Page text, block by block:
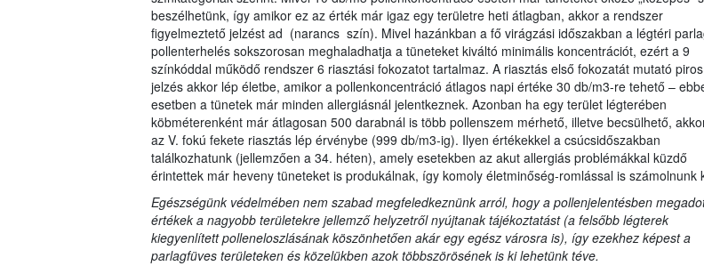
beszélhetünk, így amikor ez az érték már igaz egy területre heti átlagban, akkor a rendszer
figyelmeztető jelzést ad (narancs szín). Mivel hazánkban a fő virágzási időszakban a légtéri
pollenterhelés sokszorosan meghaladhatja a tüneteket kiváltó minimális koncentrációt, ezért a 9
színkóddal működő rendszer 6 riasztási fokozatot tartalmaz. A riasztás első fokozatát mutató piros
jelzés akkor lép életbe, amikor a pollenkoncentráció átlagos napi értéke 30 db/m3-re tehető –
esetben a tünetek már minden allergiásnál jelentkeznek. Azonban ha egy terület légterében
köbméterenként már átlagosan 500 darabnál is több pollenszem mérhető, illetve becsülhető,
az V. fokú fekete riasztás lép érvénybe (999 db/m3-ig). Ilyen értékekkel a csúcsidőszakban
találkozhatunk (jellemzően a 34. héten), amely esetekben az akut allergiás problémákkal küzdő
érintettek már heveny tüneteket is produkálnak, így komoly életminőség-romlással is számolnunk
Egészségünk védelmében nem szabad megfeledkeznünk arról, hogy a pollenjelentésben
értékek a nagyobb területekre jellemző helyzetről nyújtanak tájékoztatást (a felsőbb légterek
kiegyenlített polleneloszlásának köszönhetően akár egy egész városra is), így ezekhez képest a
parlagfüves területeken és közelükben azok többszörösének is ki lehetünk téve.